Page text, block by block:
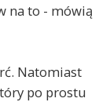
na to - mówią
Natomiast
po prostu